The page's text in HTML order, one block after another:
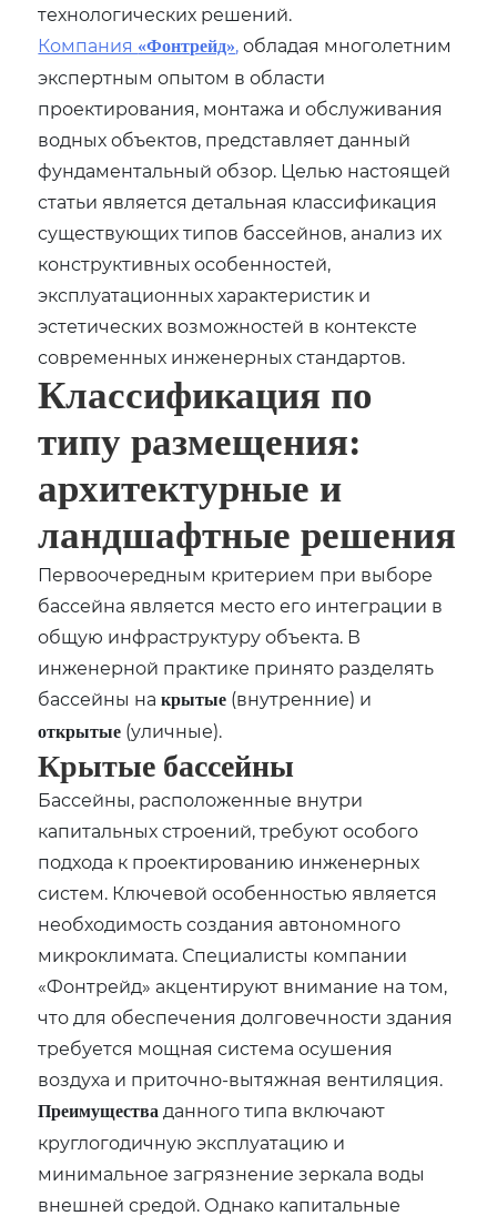
технологических решений.
Компания «Фонтрейд»,обладая многолетним
экспертным опытом в области
проектирования, монтажа и обслуживания
водных объектов, представляет данный
фундаментальный обзор. Целью настоящей
статьи является детальная классификация
существующих типов бассейнов, анализ их
конструктивных особенностей,
эксплуатационных характеристик и
эстетических возможностей в контексте
современных инженерных стандартов.
Классификация по
типу размещения:
архитектурные и
ландшафтные решения
Первоочередным критерием при выборе
бассейна является место его интеграции в
общую инфраструктуру объекта. В
инженерной практике принято разделять
бассейны накрытые (внутренние) и
открытые (уличные).
Крытые бассейны
Бассейны, расположенные внутри
капитальных строений, требуют особого
подхода к проектированию инженерных
систем. Ключевой особенностью является
необходимость создания автономного
микроклимата. Специалисты компании
«Фонтрейд» акцентируют внимание на том,
что для обеспечения долговечности здания
требуется мощная система осушения
воздуха и приточно-вытяжная вентиляция.
Преимущества данного типа включают
круглогодичную эксплуатацию и
минимальное загрязнение зеркала воды
внешней средой. Однако капитальные